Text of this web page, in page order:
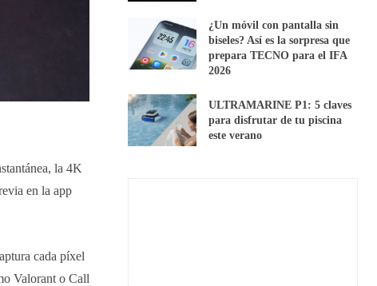
la 4K
en la app
cada píxel
Valorant o Call
¿Un móvil con pantalla sin
biseles? Así es la sorpresa que
prepara TECNO para el IFA
2026
ULTRAMARINE P1: 5 claves
para disfrutar de tu piscina
este verano